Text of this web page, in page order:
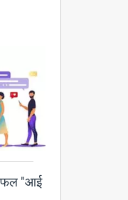
"आई